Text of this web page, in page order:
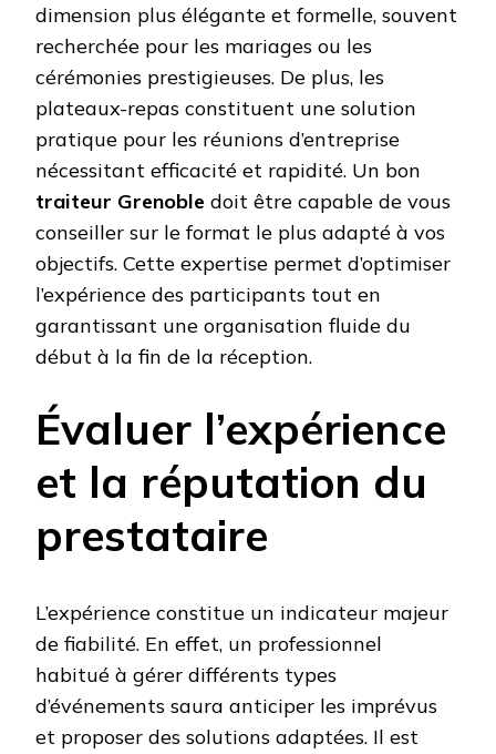
dimension plus élégante et formelle, souvent
recherchée pour les mariages ou les
cérémonies prestigieuses. De plus, les
plateaux-repas constituent une solution
pratique pour les réunions d’entreprise
nécessitant efficacité et rapidité. Un bon
traiteur Grenoble doit être capable de vous
conseiller sur le format le plus adapté à vos
objectifs. Cette expertise permet d’optimiser
l’expérience des participants tout en
garantissant une organisation fluide du
début à la fin de la réception.
Évaluer l’expérience
et la réputation du
prestataire
L’expérience constitue un indicateur majeur
de fiabilité. En effet, un professionnel
habitué à gérer différents types
d’événements saura anticiper les imprévus
et proposer des solutions adaptées. Il est